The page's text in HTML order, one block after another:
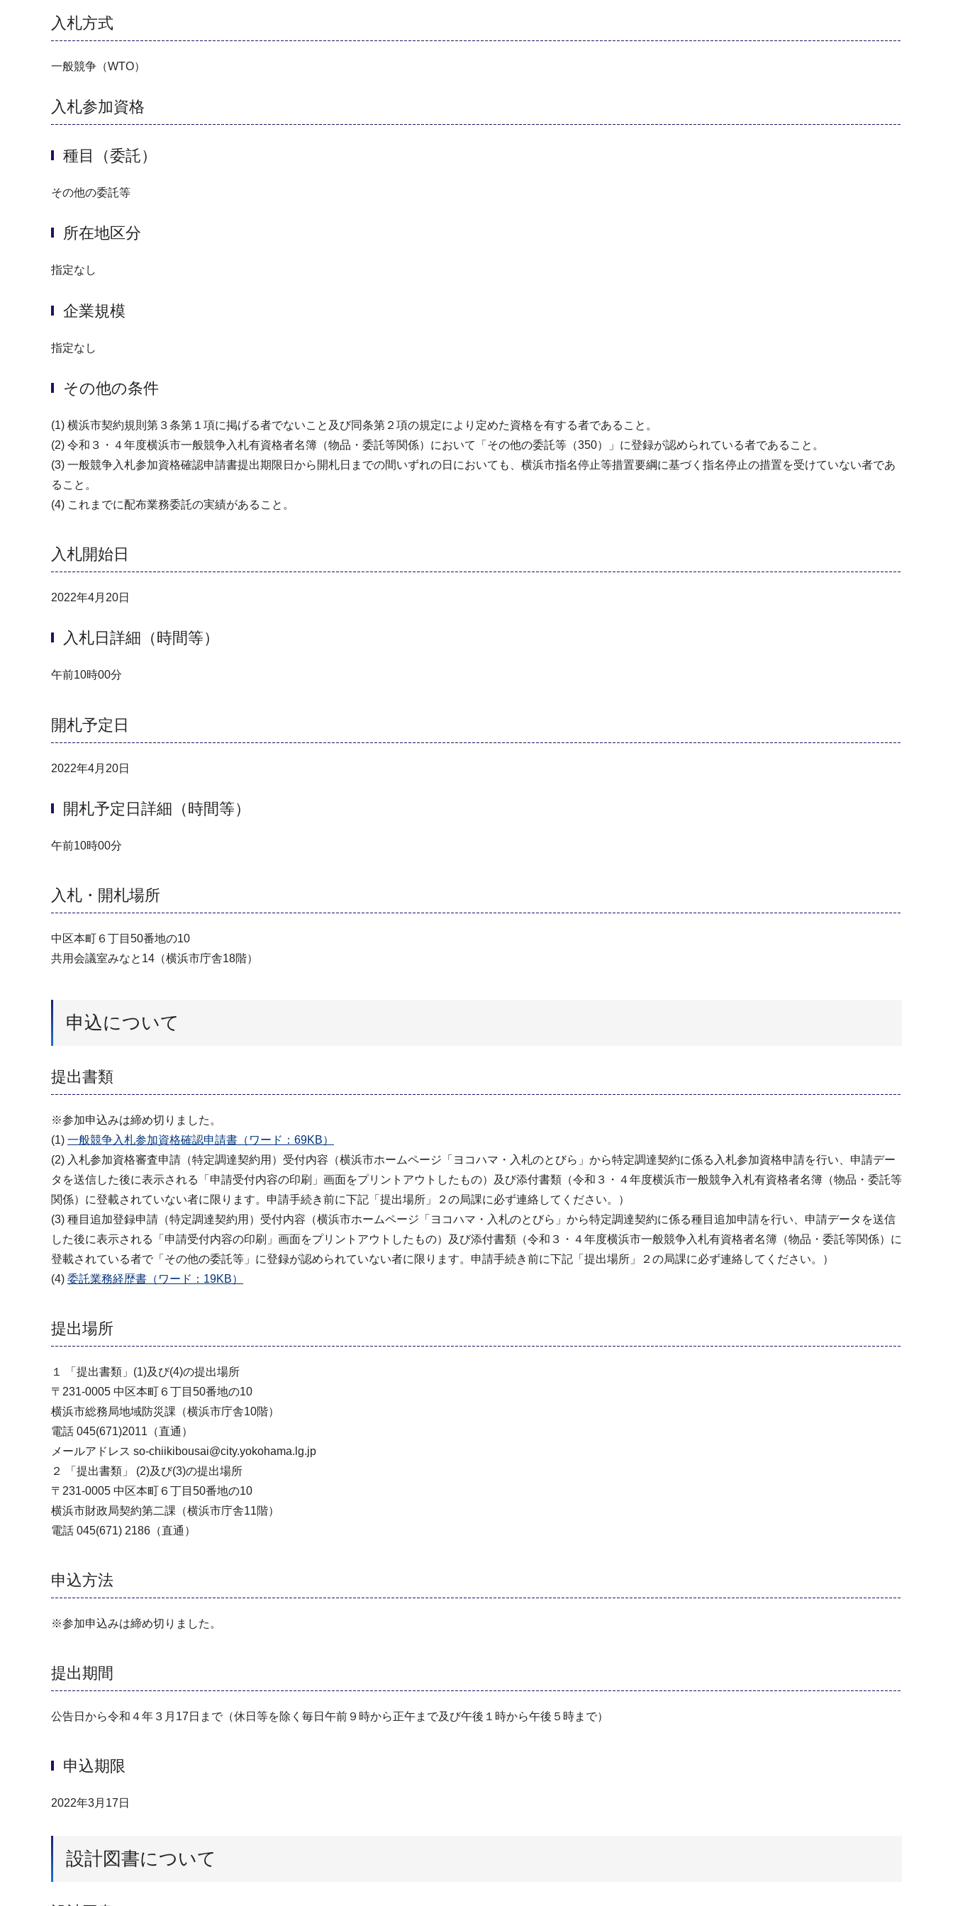
入札方式
一般競争（WTO）
入札参加資格
種目（委託）
その他の委託等
所在地区分
指定なし
企業規模
指定なし
その他の条件
(1) 横浜市契約規則第３条第１項に掲げる者でないこと及び同条第２項の規定により定めた資格を有する者であること。
(2) 令和３・４年度横浜市一般競争入札有資格者名簿（物品・委託等関係）において「その他の委託等（350）」に登録が認められている者であること。
(3) 一般競争入札参加資格確認申請書提出期限日から開札日までの間いずれの日においても、横浜市指名停止等措置要綱に基づく指名停止の措置を受けていない者であ
ること。
(4) これまでに配布業務委託の実績があること。
入札開始日
2022年4月20日
入札日詳細（時間等）
午前10時00分
開札予定日
2022年4月20日
開札予定日詳細（時間等）
午前10時00分
入札・開札場所
中区本町６丁目50番地の10
共用会議室みなと14（横浜市庁舎18階）
申込について
提出書類
※参加申込みは締め切りました。
(1) 一般競争入札参加資格確認申請書（ワード：69KB）
(2) 入札参加資格審査申請（特定調達契約用）受付内容（横浜市ホームページ「ヨコハマ・入札のとびら」から特定調達契約に係る入札参加資格申請を行い、申請デー
タを送信した後に表示される「申請受付内容の印刷」画面をプリントアウトしたもの）及び添付書類（令和３・４年度横浜市一般競争入札有資格者名簿（物品・委託等
関係）に登載されていない者に限ります。申請手続き前に下記「提出場所」２の局課に必ず連絡してください。）
(3) 種目追加登録申請（特定調達契約用）受付内容（横浜市ホームページ「ヨコハマ・入札のとびら」から特定調達契約に係る種目追加申請を行い、申請データを送信
した後に表示される「申請受付内容の印刷」画面をプリントアウトしたもの）及び添付書類（令和３・４年度横浜市一般競争入札有資格者名簿（物品・委託等関係）に
登載されている者で「その他の委託等」に登録が認められていない者に限ります。申請手続き前に下記「提出場所」２の局課に必ず連絡してください。）
(4) 委託業務経歴書（ワード：19KB）
提出場所
１ 「提出書類」(1)及び(4)の提出場所
〒231-0005 中区本町６丁目50番地の10
横浜市総務局地域防災課（横浜市庁舎10階）
電話 045(671)2011（直通）
メールアドレス so-chiikibousai@city.yokohama.lg.jp
２ 「提出書類」 (2)及び(3)の提出場所
〒231-0005 中区本町６丁目50番地の10
横浜市財政局契約第二課（横浜市庁舎11階）
電話 045(671) 2186（直通）
申込方法
※参加申込みは締め切りました。
提出期間
公告日から令和４年３月17日まで（休日等を除く毎日午前９時から正午まで及び午後１時から午後５時まで）
申込期限
2022年3月17日
設計図書について